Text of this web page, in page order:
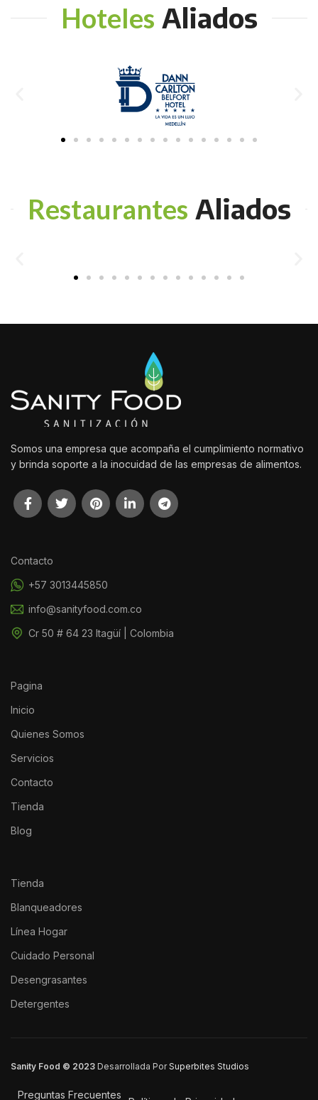
Hoteles Aliados
Restaurantes Aliados
Somos una empresa que acompaña el cumplimiento normativo
y brinda soporte a la inocuidad de las empresas de alimentos.
Contacto
+57 3013445850
info@sanityfood.com.co
Cr 50 # 64 23 Itagüí | Colombia
Pagina
Inicio
Quienes Somos
Servicios
Contacto
Tienda
Blog
Tienda
Blanqueadores
Línea Hogar
Cuidado Personal
Desengrasantes
Detergentes
Sanity Food © 2023 Desarrollada PorSuperbites Studios
Preguntas Frecuentes